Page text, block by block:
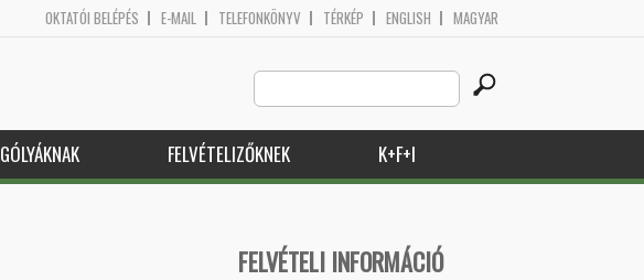
OKTATÓI BELÉPÉS E-MAIL TELEFONKÖNYV TÉRKÉP ENGLISH MAGYAR
Search
this
site
GÓLYÁKNAK FELVÉTELIZŐKNEK K+F+I
FELVÉTELI INFORMÁCIÓ